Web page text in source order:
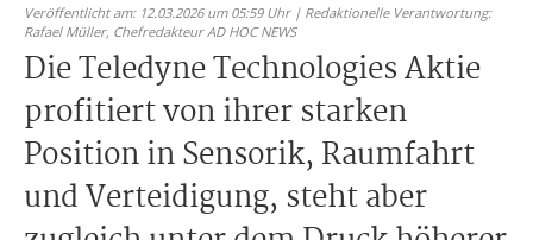
Veröffentlicht am: 12.03.2026 um 05:59 Uhr | Redaktionelle Verantwortung:
Rafael Müller, Chefredakteur AD HOC NEWS
Die Teledyne Technologies Aktie
profitiert von ihrer starken
Position in Sensorik, Raumfahrt
und Verteidigung, steht aber